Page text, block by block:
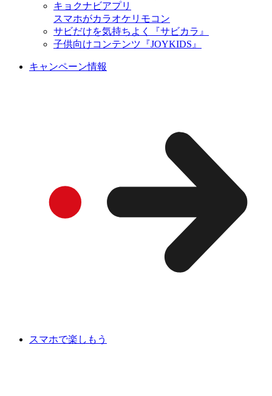
キョクナビアプリ
スマホがカラオケリモコン
サビだけを気持ちよく『サビカラ』
子供向けコンテンツ『JOYKIDS』
キャンペーン情報
スマホで楽しもう